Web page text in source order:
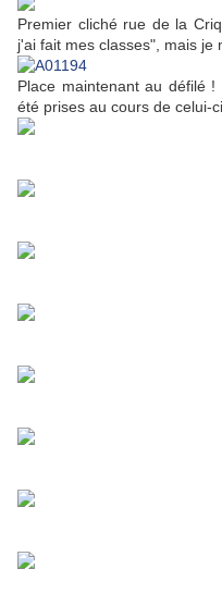
Premier cliché rue de la
j'ai fait mes classes", mais je
Place maintenant au défilé
été prises au cours de celui-